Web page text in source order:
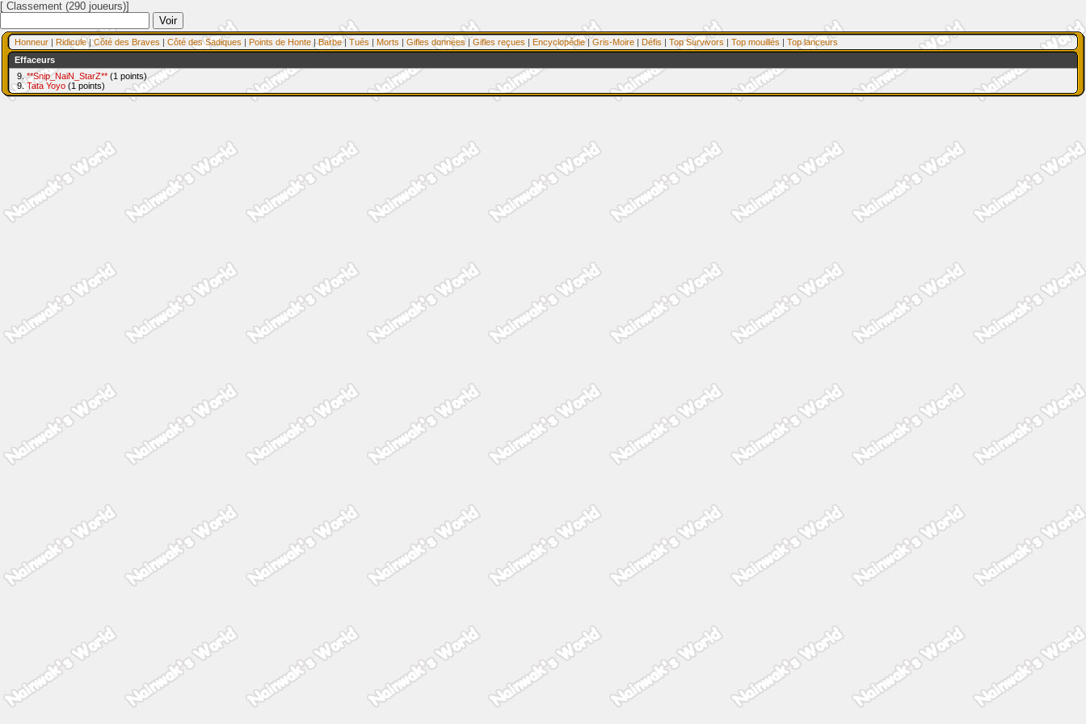
[ Classement (290 joueurs)]
Honneur | Ridicule|Côté des Braves | Côté des Sadiques | Points de Honte |Barbe| Tués | Morts | Gifles données | Gifles reçues | Encyclopédie| Gris-Moire | Défis | Top Survivors | Top mouillés | Top lanceurs
Effaceurs
9. **Snip_NaiN_StarZ** (1 points)
9.Tata Yoyo (1 points)